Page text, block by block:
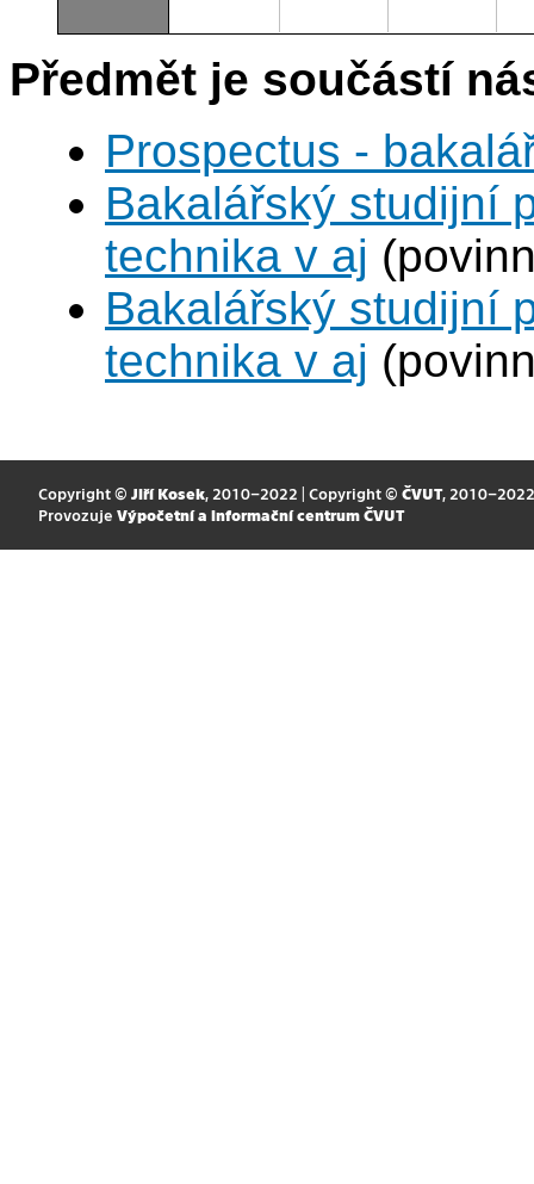
Předmět je součástí
Prospectus -
Bakalářský studijní
technika v aj
Bakalářský studijní
technika v aj
Copyright © Jiří Kosek, 2010–2022 | Copyright © ČVUT, 2010–2022
Provozuje Výpočetní a informační centrum ČVUT